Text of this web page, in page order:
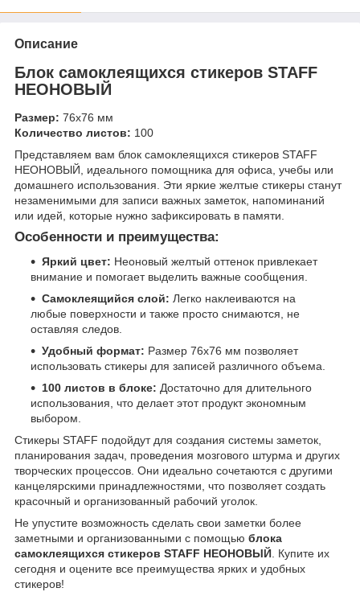
Описание
Блок самоклеящихся стикеров STAFF
НЕОНОВЫЙ
Размер: 76х76 мм
Количество листов: 100
Представляем вам блок самоклеящихся стикеров STAFF
НЕОНОВЫЙ, идеального помощника для офиса, учебы или
домашнего использования. Эти яркие желтые стикеры станут
незаменимыми для записи важных заметок, напоминаний
или идей, которые нужно зафиксировать в памяти.
Особенности и преимущества:
Яркий цвет: Неоновый желтый оттенок привлекает
внимание и помогает выделить важные сообщения.
Самоклеящийся слой: Легко наклеиваются на
любые поверхности и также просто снимаются, не
оставляя следов.
Удобный формат: Размер 76х76 мм позволяет
использовать стикеры для записей различного объема.
100 листов в блоке: Достаточно для длительного
использования, что делает этот продукт экономным
выбором.
Стикеры STAFF подойдут для создания системы заметок,
планирования задач, проведения мозгового штурма и других
творческих процессов. Они идеально сочетаются с другими
канцелярскими принадлежностями, что позволяет создать
красочный и организованный рабочий уголок.
Не упустите возможность сделать свои заметки более
заметными и организованными с помощью блока
самоклеящихся стикеров STAFF НЕОНОВЫЙ. Купите их
сегодня и оцените все преимущества ярких и удобных
стикеров!